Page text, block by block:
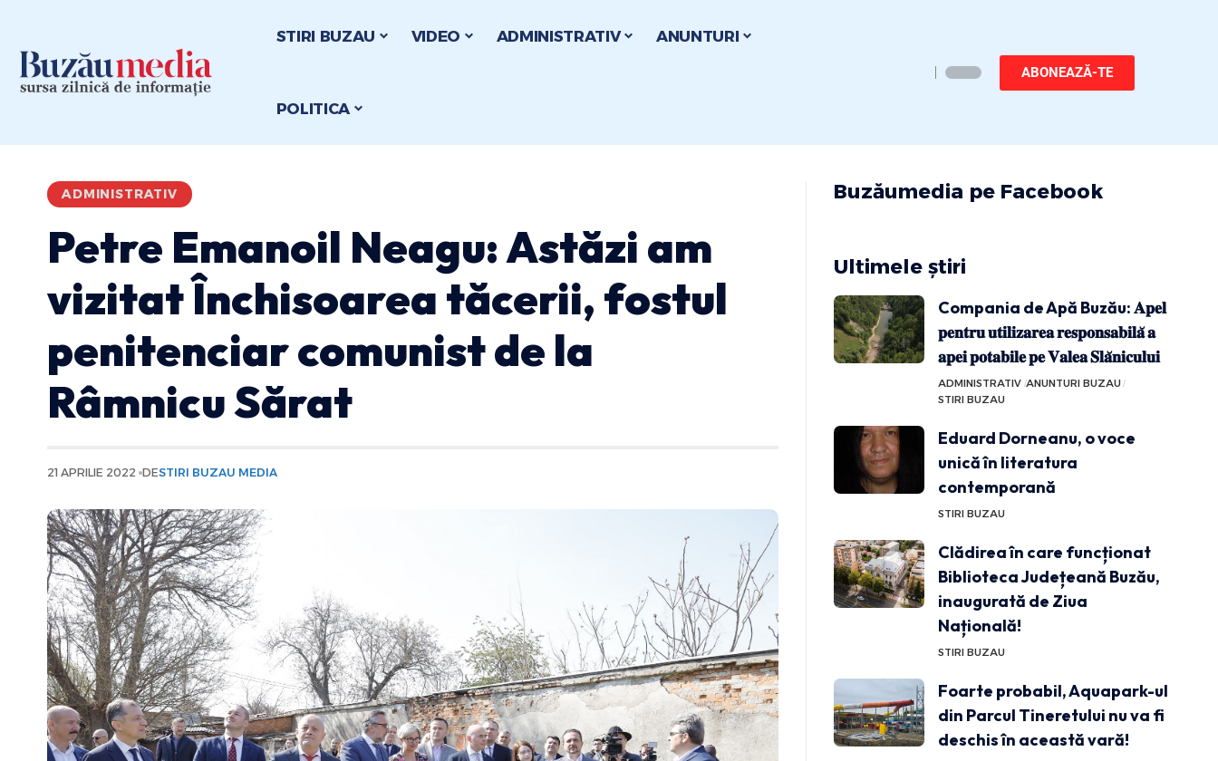
STIRI BUZAU VIDEO ADMINISTRATIV ANUNTURI
POLITICA
ABONEAZĂ-TE
ADMINISTRATIV
Petre Emanoil Neagu: Astăzi am
vizitat Închisoarea tăcerii, fostul
penitenciar comunist de la
Râmnicu Sărat
21 APRILIE 2022 DESTIRI BUZAU MEDIA
Buzăumedia pe Facebook
Ultimele știri
Compania de Apă Buzău: 𝐀𝐩𝐞𝐥
𝐩𝐞𝐧𝐭𝐫𝐮 𝐮𝐭𝐢𝐥𝐢𝐳𝐚𝐫𝐞𝐚 𝐫𝐞𝐬𝐩𝐨𝐧𝐬𝐚𝐛𝐢𝐥𝐚̆ 𝐚
𝐚𝐩𝐞𝐢 𝐩𝐨𝐭𝐚𝐛𝐢𝐥𝐞 𝐩𝐞 𝐕𝐚𝐥𝐞𝐚 𝐒𝐥𝐚̆𝐧𝐢𝐜𝐮𝐥𝐮𝐢
ADMINISTRATIV ANUNTURI BUZAU
STIRI BUZAU
Eduard Dorneanu, o voce
unică în literatura
contemporană
STIRI BUZAU
Clădirea în care funcționat
Biblioteca Județeană Buzău,
inaugurată de Ziua
Națională!
STIRI BUZAU
Foarte probabil, Aquapark-ul
din Parcul Tineretului nu va fi
deschis în această vară!